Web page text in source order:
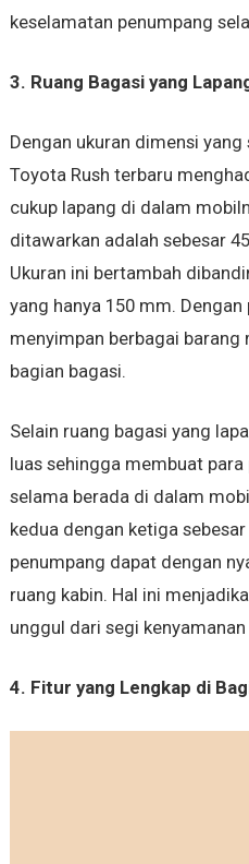
keselamatan penumpang
3. Ruang Bagasi yang
Dengan ukuran dimensi
Toyota Rush terbaru
cukup lapang di dalam
ditawarkan adalah sebesar
Ukuran ini bertambah
yang hanya 150 mm.
menyimpan berbagai barang
bagian bagasi.
Selain ruang bagasi yang
luas sehingga membuat
selama berada di dalam
kedua dengan ketiga
penumpang dapat dengan
ruang kabin. Hal ini
unggul dari segi
4. Fitur yang Lengkap di